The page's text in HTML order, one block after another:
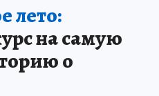
лето:
на самую
о